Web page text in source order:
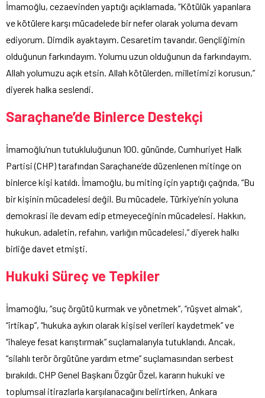
İmamoğlu, cezaevinden yaptığı açıklamada, “Kötülük yapanlara
ve kötülere karşı mücadelede bir nefer olarak yoluma devam
ediyorum. Dimdik ayaktayım. Cesaretim tavandır. Gençliğimin
olduğunun farkındayım. Yolumu uzun olduğunun da farkındayım.
Allah yolumuzu açık etsin. Allah kötülerden, milletimizi korusun,”
diyerek halka seslendi.
Saraçhane’de Binlerce Destekçi
İmamoğlu’nun tutukluluğunun 100. gününde, Cumhuriyet Halk
Partisi (CHP) tarafından Saraçhane’de düzenlenen mitinge on
binlerce kişi katıldı. İmamoğlu, bu miting için yaptığı çağrıda, “Bu
bir kişinin mücadelesi değil. Bu mücadele, Türkiye’nin yoluna
demokrasi ile devam edip etmeyeceğinin mücadelesi. Hakkın,
hukukun, adaletin, refahın, varlığın mücadelesi,” diyerek halkı
birliğe davet etmişti.
Hukuki Süreç ve Tepkiler
İmamoğlu, “suç örgütü kurmak ve yönetmek”, “rüşvet almak”,
“irtikap”, “hukuka aykırı olarak kişisel verileri kaydetmek” ve
“ihaleye fesat karıştırmak” suçlamalarıyla tutuklandı. Ancak,
“silahlı terör örgütüne yardım etme” suçlamasından serbest
bırakıldı. CHP Genel Başkanı Özgür Özel, kararın hukuki ve
toplumsal itirazlarla karşılanacağını belirtirken, Ankara